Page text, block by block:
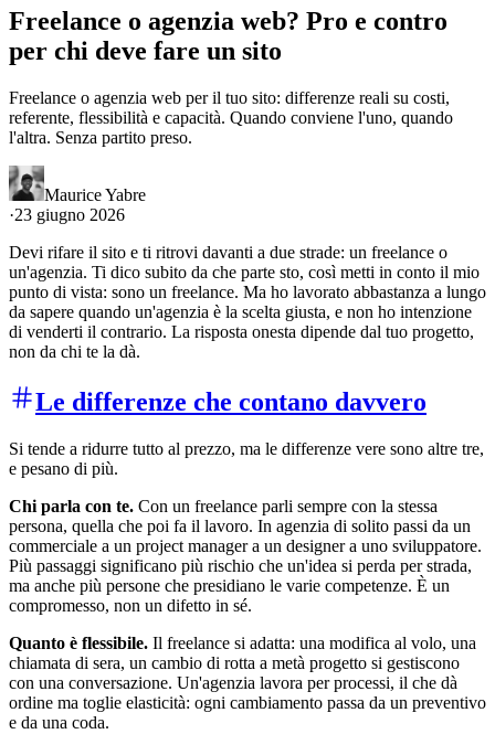
Freelance o agenzia web? Pro e contro
per chi deve fare un sito
Freelance o agenzia web per il tuo sito: differenze reali su costi,
referente, flessibilità e capacità. Quando conviene l'uno, quando
l'altra. Senza partito preso.
Maurice Yabre
·23 giugno 2026
Devi rifare il sito e ti ritrovi davanti a due strade: un freelance o
un'agenzia. Ti dico subito da che parte sto, così metti in conto il mio
punto di vista: sono un freelance. Ma ho lavorato abbastanza a lungo
da sapere quando un'agenzia è la scelta giusta, e non ho intenzione
di venderti il contrario. La risposta onesta dipende dal tuo progetto,
non da chi te la dà.
Le differenze che contano davvero
Si tende a ridurre tutto al prezzo, ma le differenze vere sono altre tre,
e pesano di più.
Chi parla con te. Con un freelance parli sempre con la stessa
persona, quella che poi fa il lavoro. In agenzia di solito passi da un
commerciale a un project manager a un designer a uno sviluppatore.
Più passaggi significano più rischio che un'idea si perda per strada,
ma anche più persone che presidiano le varie competenze. È un
compromesso, non un difetto in sé.
Quanto è flessibile. Il freelance si adatta: una modifica al volo, una
chiamata di sera, un cambio di rotta a metà progetto si gestiscono
con una conversazione. Un'agenzia lavora per processi, il che dà
ordine ma toglie elasticità: ogni cambiamento passa da un preventivo
e da una coda.